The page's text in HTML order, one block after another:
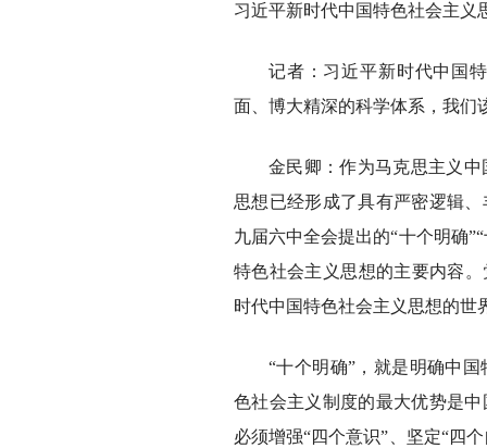
习近平新时代中国特色社会主义
记者：习近平新时代中国
面、博大精深的科学体系，我们
金民卿：作为马克思主义
思想已经形成了具有严密逻辑
九届六中全会提出的“十个明确
特色社会主义思想的主要内容
时代中国特色社会主义思想的世
“十个明确”，就是明确中
色社会主义制度的最大优势是
必须增强“四个意识”、坚定“四